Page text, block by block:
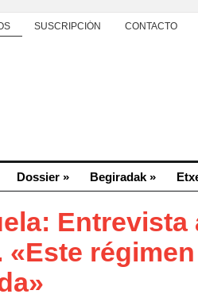
SUSCRIPCIÓN CONTACTO
Dossier » Begiradak »
Entrevista
«Este